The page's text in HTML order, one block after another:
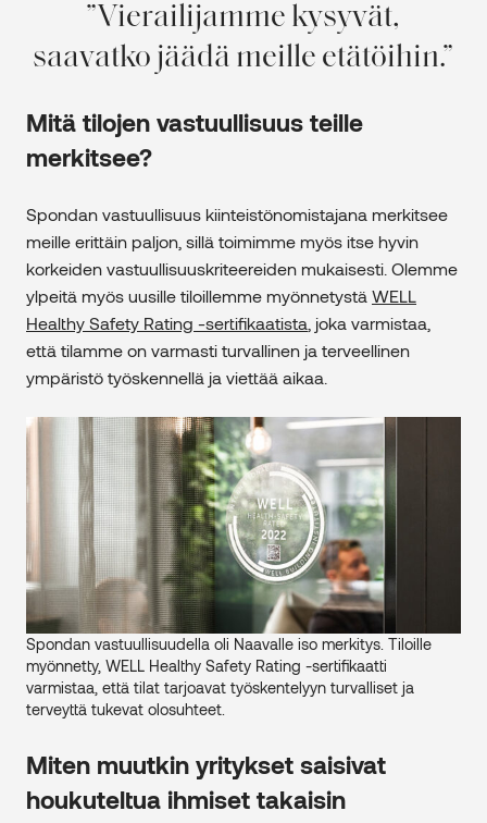
Vierailijamme kysyvät,
saavatko jäädä meille etätöihin.
Mitä tilojen vastuullisuus teille
merkitsee?
Spondan vastuullisuus kiinteistönomistajana merkitsee
meille erittäin paljon, sillä toimimme myös itse hyvin
korkeiden vastuullisuuskriteereiden mukaisesti. Olemme
ylpeitä myös uusille tiloillemme myönnetystä WELL
Healthy Safety Rating -sertifikaatista , joka varmistaa,
että tilamme on varmasti turvallinen ja terveellinen
ympäristö työskennellä ja viettää aikaa.
Spondan vastuullisuudella oli Naavalle iso merkitys. Tiloille
myönnetty, WELL Healthy Safety Rating -sertifikaatti
varmistaa, että tilat tarjoavat työskentelyyn turvalliset ja
terveyttä tukevat olosuhteet.
Miten muutkin yritykset saisivat
houkuteltua ihmiset takaisin